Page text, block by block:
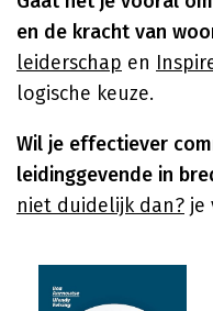
en de kracht van
leiderschap en
logische keuze.
Wil je effectiever
leidinggevende in
niet duidelijk dan? je